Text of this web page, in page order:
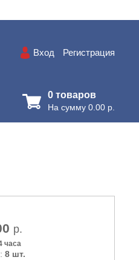
Вход Регистрация
0 товаров
На сумму 0.00 р.
р.
часа
8 шт.